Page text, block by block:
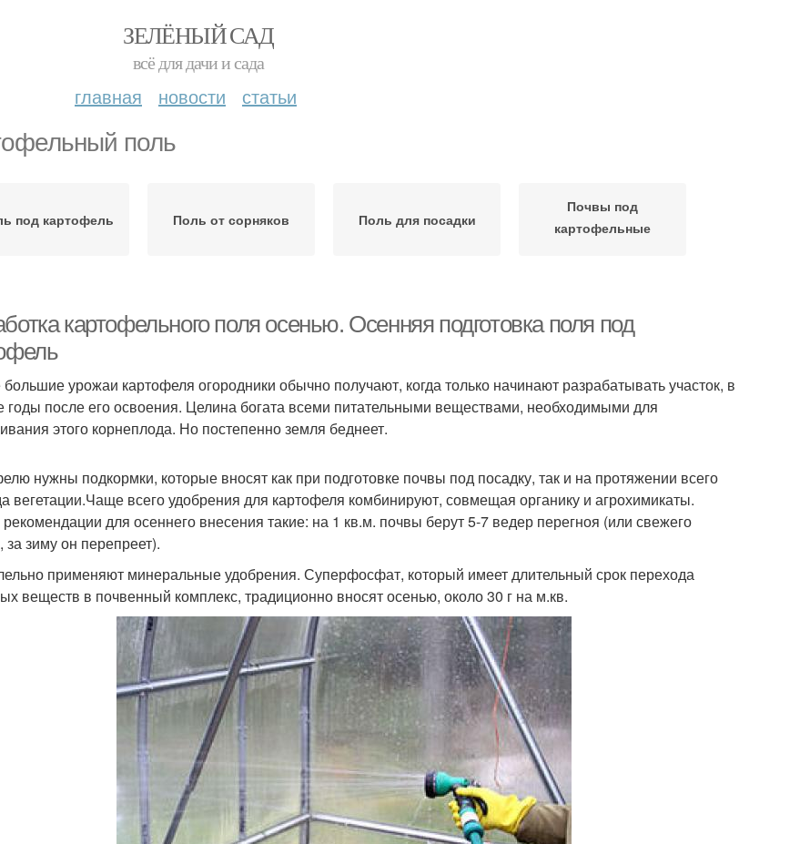
ЗЕЛЁНЫЙ САД
всё для дачи и сада
главная новости статьи
поль
под картофель Поль от сорняков Поль для посадки
Почвы под
картофельные
картофельного поля осенью. Осенняя подготовка поля под
урожаи картофеля огородники обычно получают, когда только начинают разрабатывать участок, в
годы после его освоения. Целина богата всеми питательными веществами, необходимыми для
этого корнеплода. Но постепенно земля беднеет.
нужны подкормки, которые вносят как при подготовке почвы под посадку, так и на протяжении всего
вегетации.Чаще всего удобрения для картофеля комбинируют, совмещая органику и агрохимикаты.
для осеннего внесения такие: на 1 кв.м. почвы берут 5-7 ведер перегноя (или свежего
за зиму он перепреет).
применяют минеральные удобрения. Суперфосфат, который имеет длительный срок перехода
веществ в почвенный комплекс, традиционно вносят осенью, около 30 г на м.кв.